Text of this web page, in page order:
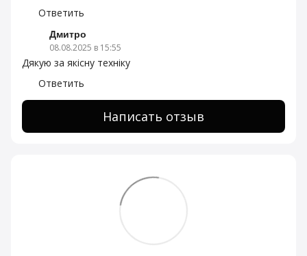
Ответить
Дмитро
08.08.2025 в 15:55
Дякую за якісну техніку
Ответить
Написать отзыв